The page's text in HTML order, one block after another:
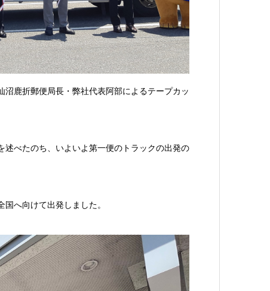
鹿折郵便局長・弊社代表阿部によるテープカッ
べたのち、いよいよ第一便のトラックの出発の
へ向けて出発しました。